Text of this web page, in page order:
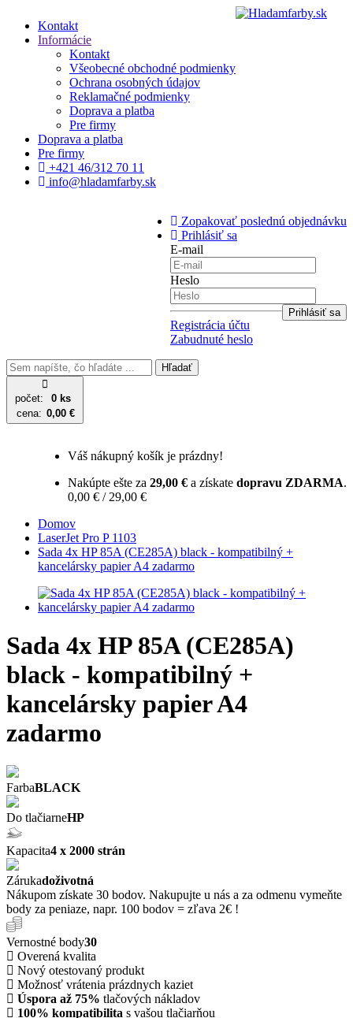
Kontakt
Informácie
Kontakt
Všeobecné obchodné podmienky
Ochrana osobných údajov
Reklamačné podmienky
Doprava a platba
Pre firmy
Doprava a platba
Pre firmy
+421 46/312 70 11
info@hladamfarby.sk
Zopakovať poslednú objednávku
Prihlásiť sa
E-mail
Heslo
Registrácia účtu
Zabudnuté heslo
Hľadať
počet:
0 ks
cena: 0,00 €
Váš nákupný košík je prázdny!
Nakúpte ešte za 29,00 € a získate dopravu ZDARMA.
0,00 € / 29,00 €
Domov
LaserJet Pro P 1103
Sada 4x HP 85A (CE285A) black - kompatibilný +
kancelársky papier A4 zadarmo
Sada 4x HP 85A (CE285A)
black - kompatibilný +
kancelársky papier A4
zadarmo
FarbaBLACK
Do tlačiarneHP
Kapacita4 x 2000 strán
Zárukadoživotná
Nákupom získate 30 bodov. Nakupujte u nás a za odmenu vymeňte
body za peniaze, napr. 100 bodov = zľava 2€ !
Vernostné body30
Overená kvalita
Nový otestovaný produkt
Možnosť vrátenia prázdnych kaziet
Úspora až 75% tlačových nákladov
100% kompatibilita s vašou tlačiarňou